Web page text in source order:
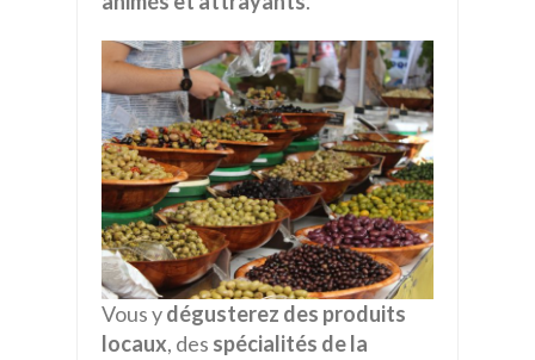
Vous ydégusterez des produits
locaux, des spécialités de la